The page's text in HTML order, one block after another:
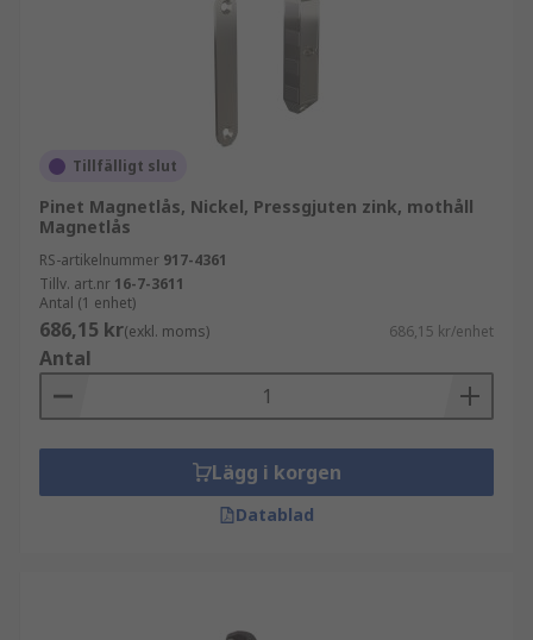
Tillfälligt slut
Pinet Magnetlås, Nickel, Pressgjuten zink, mothåll
Magnetlås
RS-artikelnummer 917-4361
Tillv. art.nr 16-7-3611
Antal (1 enhet)
686,15 kr(exkl. moms) 686,15 kr/enhet
Antal
Lägg i korgen
Datablad